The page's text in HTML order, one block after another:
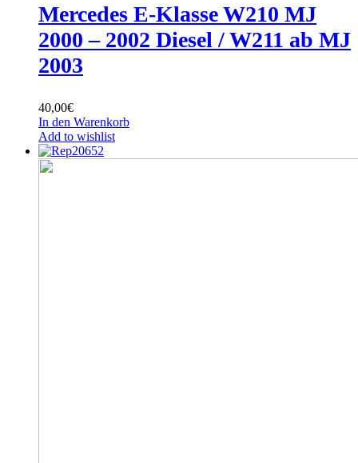
Mercedes E-Klasse W210 MJ
2000 – 2002 Diesel / W211 ab MJ
2003
40,00€
In den Warenkorb
Add to wishlist